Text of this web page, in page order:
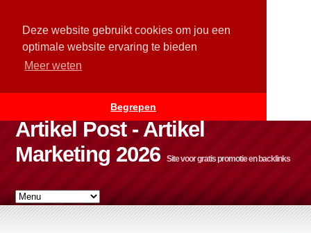
Deze website gebruikt cookies om jou een
optimale website ervaring te bieden
Meer weten
Begrepen
Artikel Post - Artikel
Marketing 2026
Site voor gratis promotie en backlinks